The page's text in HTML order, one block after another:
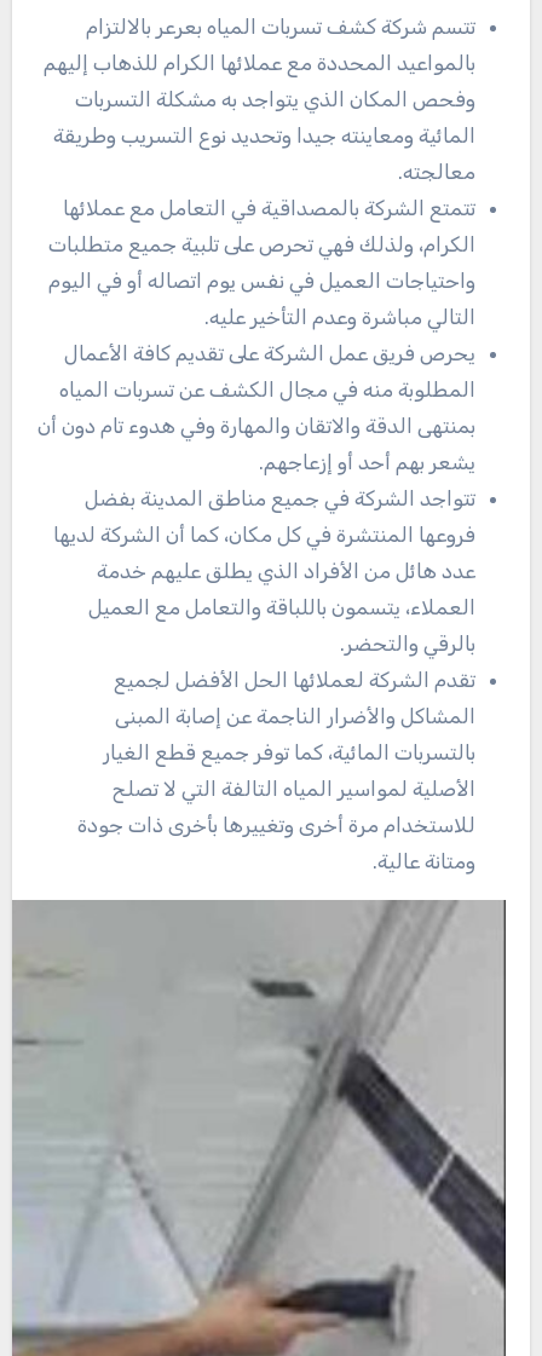
تتسم شركة كشف تسربات المياه بعرعر بالالتزام
بالمواعيد المحددة مع عملائها الكرام للذهاب إليهم
وفحص المكان الذي يتواجد به مشكلة التسربات
المائية ومعاينته جيدا وتحديد نوع التسريب وطريقة
معالجته.
تتمتع الشركة بالمصداقية في التعامل مع عملائها
الكرام، ولذلك فهي تحرص على تلبية جميع متطلبات
واحتياجات العميل في نفس يوم اتصاله أو في اليوم
التالي مباشرة وعدم التأخير عليه.
يحرص فريق عمل الشركة على تقديم كافة الأعمال
المطلوبة منه في مجال الكشف عن تسربات المياه
بمنتهى الدقة والاتقان والمهارة وفي هدوء تام دون أن
يشعر بهم أحد أو إزعاجهم.
تتواجد الشركة في جميع مناطق المدينة بفضل
فروعها المنتشرة في كل مكان، كما أن الشركة لديها
عدد هائل من الأفراد الذي يطلق عليهم خدمة
العملاء، يتسمون باللباقة والتعامل مع العميل
بالرقي والتحضر.
تقدم الشركة لعملائها الحل الأفضل لجميع
المشاكل والأضرار الناجمة عن إصابة المبنى
بالتسربات المائية، كما توفر جميع قطع الغيار
الأصلية لمواسير المياه التالفة التي لا تصلح
للاستخدام مرة أخرى وتغييرها بأخرى ذات جودة
ومتانة عالية.